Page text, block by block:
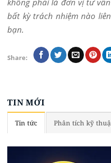
bất kỳ trách nhiệm nào
bạn.
Share:
TIN MỚI
Tin tức Phân tích kỹ